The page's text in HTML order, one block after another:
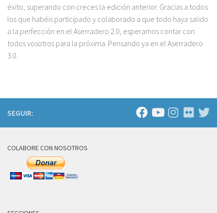
éxito, superando con creces la edición anterior. Gracias a todos
los que habéis participado y colaborado a que todo haya salido
a la perfección en el Aserradero 2.0, esperamos contar con
todos vosotros para la próxima. Pensando ya en el Aserradero
3.0.
SEGUIR:
COLABORE CON NOSOTROS